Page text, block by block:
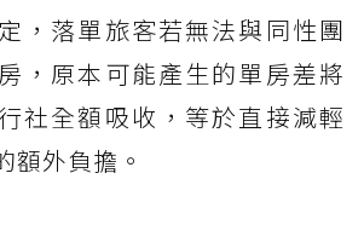
，落單旅客若無法與同性團
，原本可能產生的單房差將
社全額吸收，等於直接減輕
額外負擔。